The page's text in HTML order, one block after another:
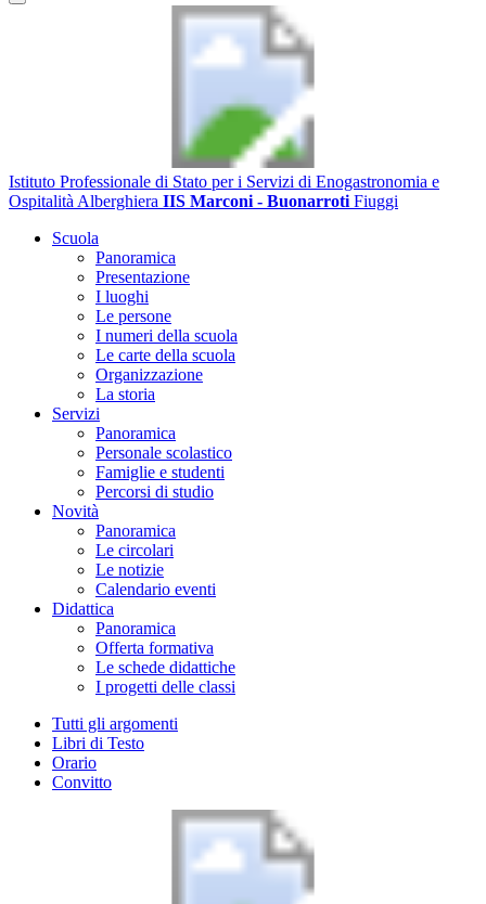
Istituto Professionale di Stato per i Servizi di Enogastronomia e
Ospitalità Alberghiera IIS Marconi - Buonarroti Fiuggi
Scuola
Panoramica
Presentazione
I luoghi
Le persone
I numeri della scuola
Le carte della scuola
Organizzazione
La storia
Servizi
Panoramica
Personale scolastico
Famiglie e studenti
Percorsi di studio
Novità
Panoramica
Le circolari
Le notizie
Calendario eventi
Didattica
Panoramica
Offerta formativa
Le schede didattiche
I progetti delle classi
Tutti gli argomenti
Libri di Testo
Orario
Convitto